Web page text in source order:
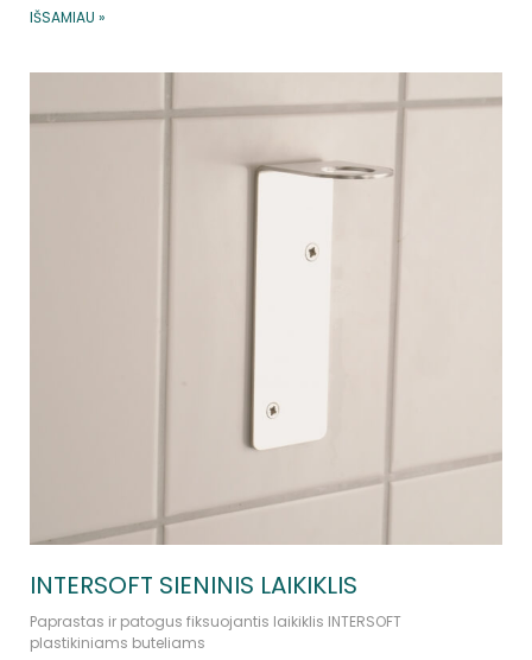
IŠSAMIAU »
INTERSOFT SIENINIS LAIKIKLIS
Paprastas ir patogus fiksuojantis laikiklis INTERSOFT
plastikiniams buteliams